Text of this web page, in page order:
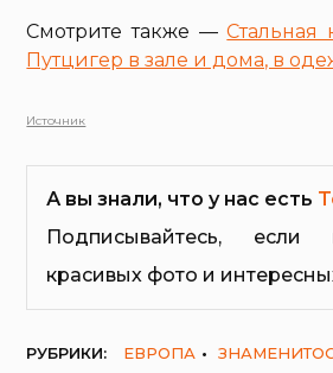
Смотрите также —Стальная
Путцигер в зале и дома, в
Источник
А вы знали, что у нас есть
Подписывайтесь, если
красивых фото и
РУБРИКИ: ЕВРОПА